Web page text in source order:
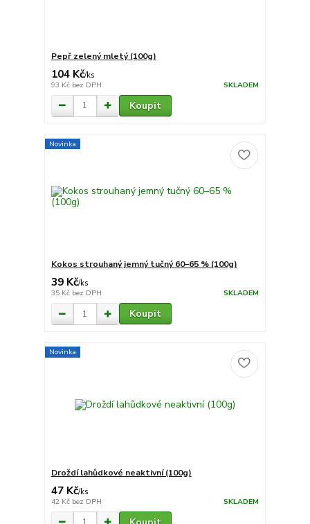
Pepř zelený mletý (100g)
104 Kč/ks
93 Kč bez DPH SKLADEM
Koupit
Novinka
Kokos strouhaný jemný tučný 60–65 % (100g)
39 Kč/ks
35 Kč bez DPH SKLADEM
Koupit
Novinka
Droždí lahůdkové neaktivní (100g)
47 Kč/ks
42 Kč bez DPH SKLADEM